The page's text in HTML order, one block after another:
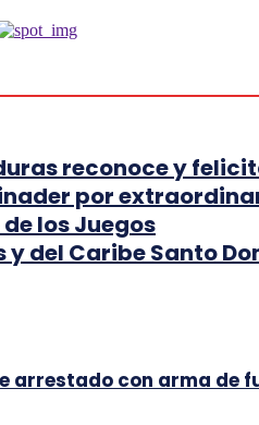
reconoce y
por
los Juegos
del Caribe Santo
arrestado con arma de